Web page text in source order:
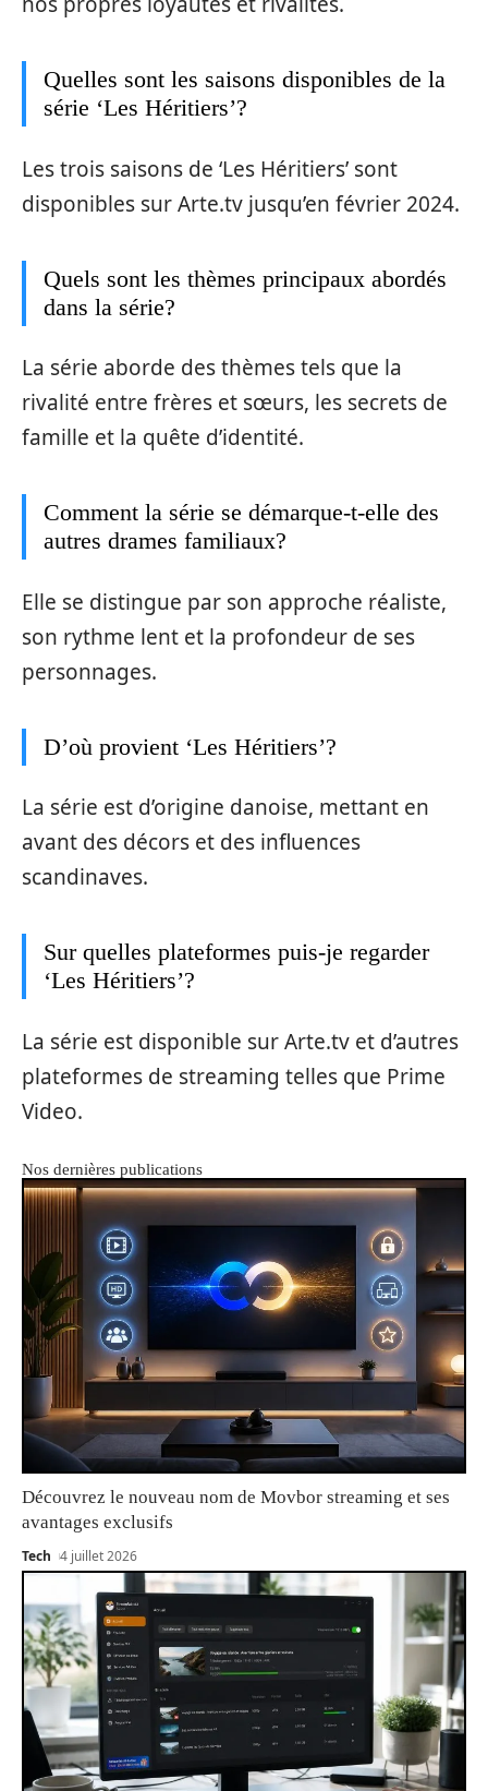
Quelles sont les saisons disponibles de la
série ‘Les Héritiers’?
Les trois saisons de ‘Les Héritiers’ sont
disponibles sur Arte.tv jusqu’en février 2024.
Quels sont les thèmes principaux abordés
dans la série?
La série aborde des thèmes tels que la
rivalité entre frères et sœurs, les secrets de
famille et la quête d’identité.
Comment la série se démarque-t-elle des
autres drames familiaux?
Elle se distingue par son approche réaliste,
son rythme lent et la profondeur de ses
personnages.
D’où provient ‘Les Héritiers’?
La série est d’origine danoise, mettant en
avant des décors et des influences
scandinaves.
Sur quelles plateformes puis-je regarder
‘Les Héritiers’?
La série est disponible sur Arte.tv et d’autres
plateformes de streaming telles que Prime
Video.
Nos dernières publications
Découvrez le nouveau nom de Movbor streaming et ses
avantages exclusifs
Tech 4 juillet 2026